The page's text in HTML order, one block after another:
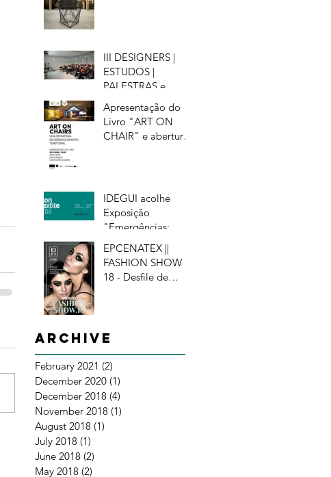
III DESIGNERS |
ESTUDOS |
PALESTRAS e
Livro "ART ON
CHAIRS"
Apresentação do
Livro "ART ON
CHAIR" e abertura
IDEGUI acolhe
Exposição
"Emergências:
Criação Têxtil" -
Contextile 2018
EPCENATEX ||
FASHION SHOW
18 - Desfile de
Archive
February 2021 (2)
December 2020 (1)
December 2018 (4)
November 2018 (1)
August 2018 (1)
July 2018 (1)
June 2018 (2)
May 2018 (2)